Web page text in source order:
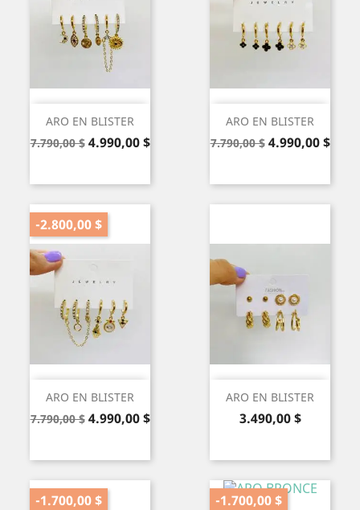
ARO EN BLISTER
Precio
7.790,00 $ Precio
4.990,00 $
ARO EN BLISTER
Precio
7.790,00 $ Precio
4.990,00 $
ARO EN BLISTER
Precio
7.790,00 $ Precio
4.990,00 $
-2.800,00 $
ARO EN BLISTER
Precio
3.490,00 $
-1.700,00 $ -1.700,00 $